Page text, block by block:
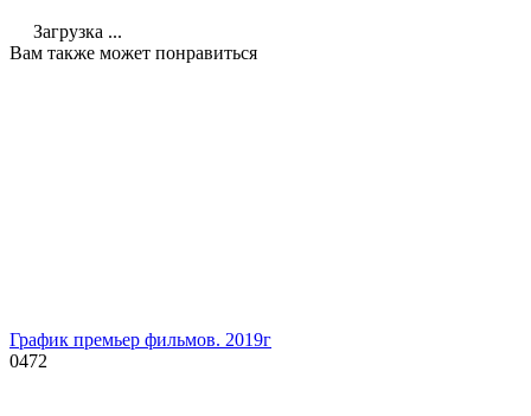
Загрузка ...
Вам также может понравиться
График премьер фильмов. 2019г
0472